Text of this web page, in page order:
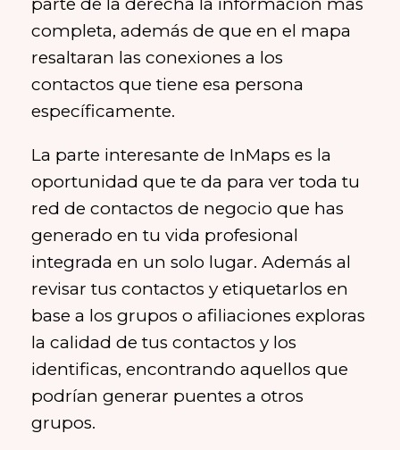
parte de la derecha la información más
completa, además de que en el mapa
resaltaran las conexiones a los
contactos que tiene esa persona
específicamente.
La parte interesante de InMaps es la
oportunidad que te da para ver toda tu
red de contactos de negocio que has
generado en tu vida profesional
integrada en un solo lugar. Además al
revisar tus contactos y etiquetarlos en
base a los grupos o afiliaciones exploras
la calidad de tus contactos y los
identificas, encontrando aquellos que
podrían generar puentes a otros
grupos.